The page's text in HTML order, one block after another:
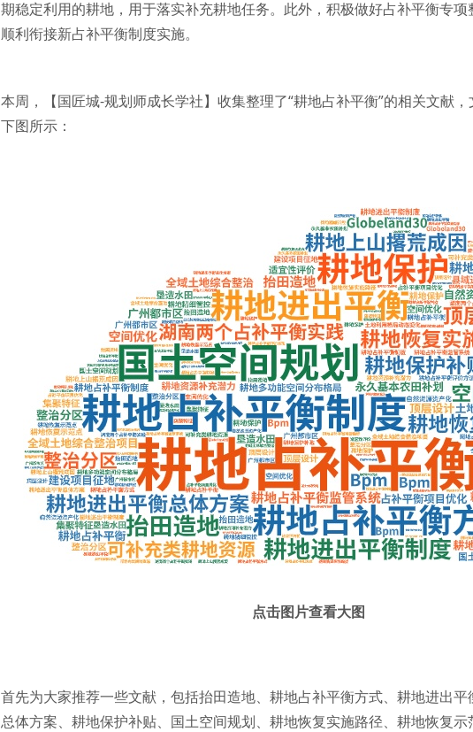
期稳定利用的耕地，用于落实补充耕地任务。此外，积极做好占补平衡专项
顺利衔接新占补平衡制度实施。
本周，【国匠城-规划师成长学社】收集整理了“耕地占补平衡”的相关文献，
下图所示：
点击图片查看大图
首先为大家推荐一些文献，包括抬田造地、耕地占补平衡方式、耕地进出
总体方案、耕地保护补贴、国土空间规划、耕地恢复实施路径、耕地恢复